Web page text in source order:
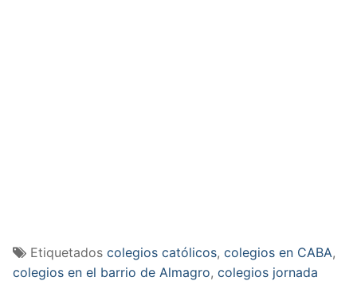
Etiquetados colegios católicos, colegios en CABA,
colegios en el barrio de Almagro, colegios jornada